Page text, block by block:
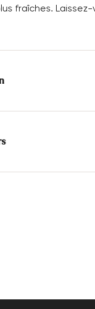
fraîches.
40% Laine
- 5 jours avec